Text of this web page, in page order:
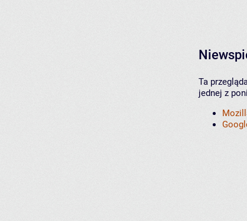
Ta
jednej z